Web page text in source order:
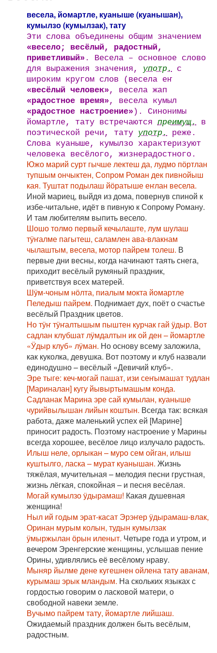
весела, йомартле, куаныше (куанышан),
кумылзо (кумылзак), тату
Эти слова объединены общим значением
«весело; весёлый, радостный,
приветливый» . Весела – основное слово
для выражения значения, употр. с
широким кругом слов (весела еҥ
«весёлый человек» , весела жап
«радостное время» , весела кумыл
«радостное настроение» ). Синонимы
йомартле, тату встречаются преимущ. в
поэтической речи, тату употр. реже.
Слова куаныше, кумылзо характеризуют
человека весёлого, жизнерадостного.
Южо марий сурт гычше лектеш да, лудмо пӧртлан
тупшым ончыктен, Сопром Роман дек пивнойыш
кая. Туштат подылаш йӧратыше еҥлан весела.
Иной мариец, выйдя из дома, повернув спиной к
избе-читальне, идёт в пивную к Сопрому Роману.
И там любителям выпить весело.
Шошо толмо первый кечылаште, лум шулаш
тӱҥалме пагытеш, саламлен ава-влакнам
чылаштым, весела, мотор пайрем толеш. В
первые дни весны, когда начинают таять снега,
приходит весёлый румяный праздник,
приветствуя всех матерей.
Шӱм-чоным нӧлта, пиалым мокта йомартле
Пеледыш пайрем. Поднимает дух, поёт о счастье
весёлый Праздник цветов.
Но тӱҥ тӱҥалтышым пыштен курчак гай ӱдыр. Вот
садлан клубшат лӱмдалтын ик ой ден – йомартле
«Ӱдыр клуб» лӱман. Но основу всему заложила,
как куколка, девушка. Вот поэтому и клуб назвали
единодушно – весёлый «Девичий клуб».
Эре тыге: кеч-могай пашат, изи сеҥымашат тудлан
[Мариналан] кугу йывыртымашым конда.
Садланак Марина эре сай кумылан, куаныше
чурийвылышан лийын коштын. Всегда так: всякая
работа, даже маленький успех ей [Марине]
приносит радость. Поэтому настроение у Марины
всегда хорошее, весёлое лицо излучало радость.
Илыш неле, орлыкан – муро сем ойган, илыш
куштылго, ласка – мурат куанышан. Жизнь
тяжёлая, мучительная – мелодия песни грустная,
жизнь лёгкая, спокойная – и песня весёлая.
Могай кумылзо ӱдырамаш! Какая душевная
женщина!
Ныл ий годым эрат-касат Эрэҥер ӱдырамаш-влак,
Оринан мурым колын, тудын кумылзак
ӱмыржылан ӧрын иленыт. Четыре года и утром, и
вечером Эренгерские женщины, услышав пение
Орины, удивлялись её весёлому нраву.
Мыняр йылме дене кугешнен ойлена тату аванам,
курымаш эрык мландым. На скольких языках с
гордостью говорим о ласковой матери, о
свободной навеки земле.
Вучымо пайрем тату, йомартле лийшаш.
Ожидаемый праздник должен быть весёлым,
радостным.